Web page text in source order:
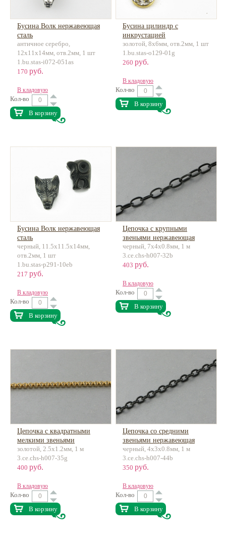
Бусина Волк нержавеющая
сталь
античное серебро,
12х11х14мм, отв.2мм, 1 шт
1.bu.stas-i072-051as
170 руб.
В кладовую
Кол-во
В корзину
Бусина цилиндр с
инкрустацией
нержавеющая сталь
золотой, 8x6мм, отв.2мм, 1 шт
1.bu.stas-o129-01g
260 руб.
В кладовую
Кол-во
В корзину
Бусина Волк нержавеющая
сталь
черный, 11.5х11.5х14мм,
отв.2мм, 1 шт
1.bu.stas-p291-10eb
217 руб.
В кладовую
Кол-во
В корзину
Цепочка с крупными
звеньями нержавеющая
сталь
черный, 7х4х0.8мм, 1 м
3.ce.chs-h007-32b
403 руб.
В кладовую
Кол-во
В корзину
Цепочка с квадратными
мелкими звеньями
нержав.сталь
золотой, 2.5х1.2мм, 1 м
3.ce.chs-h007-35g
400 руб.
В кладовую
Кол-во
В корзину
Цепочка со средними
звеньями нержавеющая
сталь
черный, 4х3х0.8мм, 1 м
3.ce.chs-h007-44b
350 руб.
В кладовую
Кол-во
В корзину